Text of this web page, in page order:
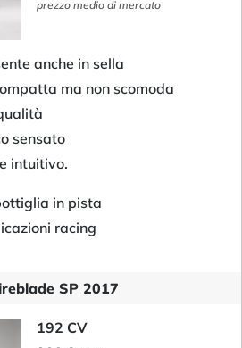
prezzo medio di mercato
anche in sella
ma non scomoda
sensato
intuitivo.
in pista
racing
SP 2017
192 CV